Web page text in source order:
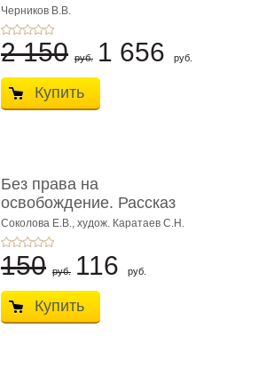
России: вчера, с� ...
Черников В.В.
2 150 руб. 1 656 руб.
Купить
Без права на
освобождение. Рассказ
Соколова Е.В., худож. Каратаев С.Н.
150 руб. 116 руб.
Купить